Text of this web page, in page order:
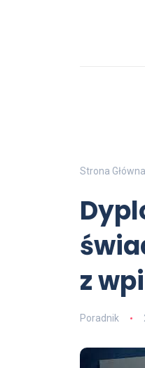
Strona Główna
z
Poradnik